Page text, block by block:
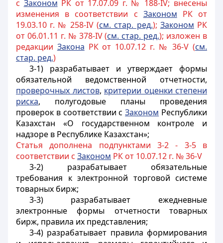
с Законом РК от 17.07.09 г. № 188-IV; внесены
изменения в соответствии с Законом РК от
19.03.10 г. № 258-IV (см. стар. ред.); Законом РК
от 06.01.11 г. № 378-IV (см. стар. ред.); изложен в
редакции Закона РК от 10.07.12 г. № 36-V (см.
стар. ред.)
3-1) разрабатывает и утверждает формы
обязательной ведомственной отчетности,
проверочных листов, критерии оценки степени
риска, полугодовые планы проведения
проверок в соответствии сЗаконом Республики
Казахстан «О государственном контроле и
надзоре в Республике Казахстан»;
Статья дополнена подпунктами 3-2 - 3-5 в
соответствии с Законом РК от 10.07.12 г. № 36-V
3-2) разрабатывает обязательные
требования к электронной торговой системе
товарных бирж;
3-3) разрабатывает ежедневные
электронные формы отчетности товарных
бирж, правила их представления;
3-4) разрабатывает правила формирования